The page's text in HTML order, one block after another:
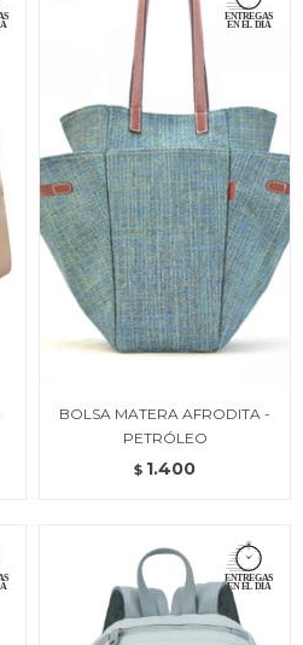
BOLSA MATERA AFRODITA -
PETRÓLEO
$ 1.400